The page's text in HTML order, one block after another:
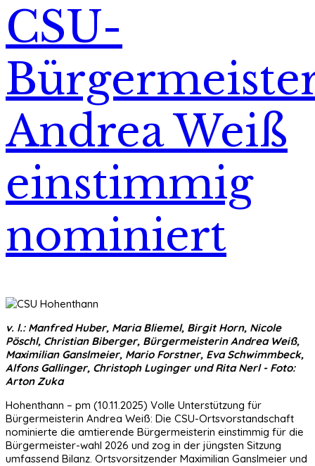
CSU-
Andrea Weiß
einstimmig
nominiert
v. l.: Manfred Huber, Maria Bliemel, Birgit Horn, Nicole
Pöschl, Christian Biberger, Bürgermeisterin Andrea Weiß,
Maximilian Ganslmeier, Mario Forstner, Eva Schwimmbeck,
Alfons Gallinger, Christoph Luginger und Rita Nerl - Foto:
Arton Zuka
Hohenthann – pm (10.11.2025) Volle Unterstützung für
Bürgermeisterin Andrea Weiß: Die CSU-Ortsvorstandschaft
nominierte die amtierende Bürgermeisterin einstimmig für die
Bürgermeister-wahl 2026 und zog in der jüngsten Sitzung
umfassend Bilanz. Ortsvorsitzender Maximilian Ganslmeier und